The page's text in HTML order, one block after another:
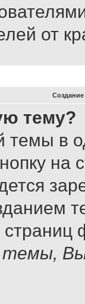
от
тему?
темы в
темы,